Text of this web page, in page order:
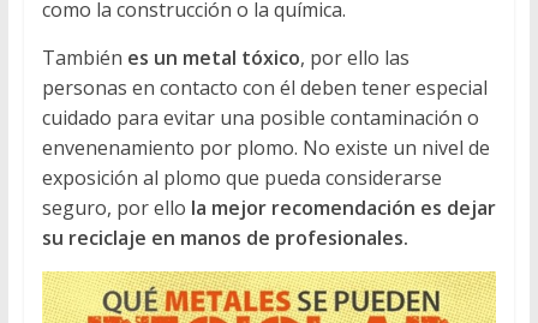
como la construcción o la química.
También es un metal tóxico, por ello las
personas en contacto con él deben tener especial
cuidado para evitar una posible contaminación o
envenenamiento por plomo. No existe un nivel de
exposición al plomo que pueda considerarse
seguro, por ello la mejor recomendación es dejar
su reciclaje en manos de profesionales.